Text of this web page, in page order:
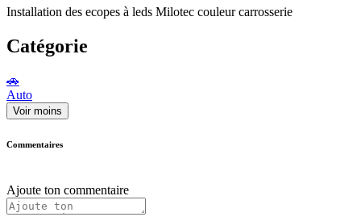
Installation des ecopes à leds Milotec couleur carrosserie
Catégorie
🚗
Auto
Voir moins
Commentaires
Ajoute ton commentaire